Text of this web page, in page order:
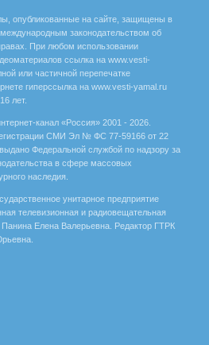
опубликованные на сайте, защищены в
законодательством об
При любом использовании
ссылка на www.vesti-
или частичной перепечатке
гиперссылка на www.vesti-yamal.ru
лет.
канал «Россия» 2001 - 2026.
СМИ Эл № ФС 77-59166 от 22
Федеральной службой по надзору за
в сфере массовых
наследия.
унитарное предприятие
телевизионная и радиовещательная
Елена Валерьевна. Редактор ГТРК